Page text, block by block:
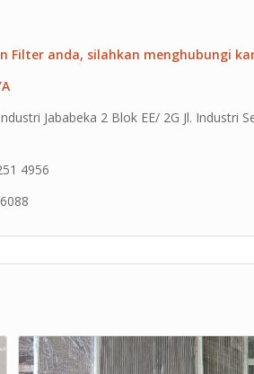
Filter anda, silahkan menghubungi
Jababeka 2 Blok EE/ 2G Jl. Industri
4956